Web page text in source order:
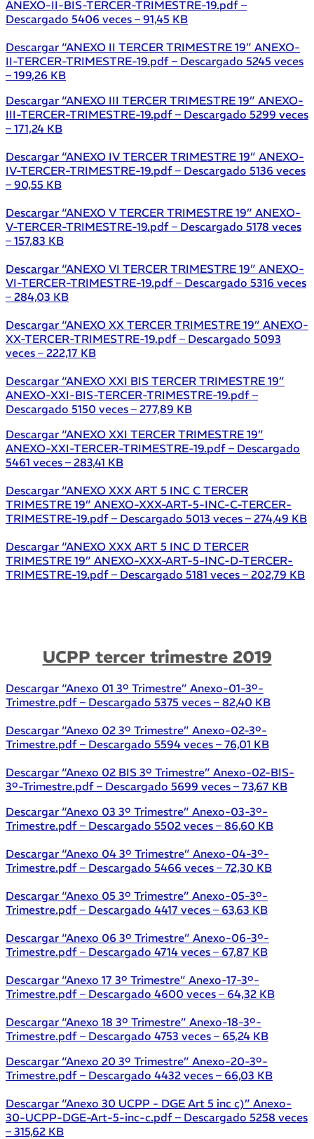
ANEXO-II-BIS-TERCER-TRIMESTRE-19.pdf –
Descargado 5406 veces – 91,45 KB
Descargar “ANEXO II TERCER TRIMESTRE 19” ANEXO-
II-TERCER-TRIMESTRE-19.pdf – Descargado 5245 veces
– 199,26 KB
Descargar “ANEXO III TERCER TRIMESTRE 19” ANEXO-
III-TERCER-TRIMESTRE-19.pdf – Descargado 5299 veces
– 171,24 KB
Descargar “ANEXO IV TERCER TRIMESTRE 19” ANEXO-
IV-TERCER-TRIMESTRE-19.pdf – Descargado 5136 veces
– 90,55 KB
Descargar “ANEXO V TERCER TRIMESTRE 19” ANEXO-
V-TERCER-TRIMESTRE-19.pdf – Descargado 5178 veces
– 157,83 KB
Descargar “ANEXO VI TERCER TRIMESTRE 19” ANEXO-
VI-TERCER-TRIMESTRE-19.pdf – Descargado 5316 veces
– 284,03 KB
Descargar “ANEXO XX TERCER TRIMESTRE 19” ANEXO-
XX-TERCER-TRIMESTRE-19.pdf – Descargado 5093
veces – 222,17 KB
Descargar “ANEXO XXI BIS TERCER TRIMESTRE 19”
ANEXO-XXI-BIS-TERCER-TRIMESTRE-19.pdf –
Descargado 5150 veces – 277,89 KB
Descargar “ANEXO XXI TERCER TRIMESTRE 19”
ANEXO-XXI-TERCER-TRIMESTRE-19.pdf – Descargado
5461 veces – 283,41 KB
Descargar “ANEXO XXX ART 5 INC C TERCER
TRIMESTRE 19” ANEXO-XXX-ART-5-INC-C-TERCER-
TRIMESTRE-19.pdf – Descargado 5013 veces – 274,49 KB
Descargar “ANEXO XXX ART 5 INC D TERCER
TRIMESTRE 19” ANEXO-XXX-ART-5-INC-D-TERCER-
TRIMESTRE-19.pdf – Descargado 5181 veces – 202,79 KB
UCPP tercer trimestre 2019
Descargar “Anexo 01 3º Trimestre” Anexo-01-3º-
Trimestre.pdf – Descargado 5375 veces – 82,40 KB
Descargar “Anexo 02 3º Trimestre” Anexo-02-3º-
Trimestre.pdf – Descargado 5594 veces – 76,01 KB
Descargar “Anexo 02 BIS 3º Trimestre” Anexo-02-BIS-
3º-Trimestre.pdf – Descargado 5699 veces – 73,67 KB
Descargar “Anexo 03 3º Trimestre” Anexo-03-3º-
Trimestre.pdf – Descargado 5502 veces – 86,60 KB
Descargar “Anexo 04 3º Trimestre” Anexo-04-3º-
Trimestre.pdf – Descargado 5466 veces – 72,30 KB
Descargar “Anexo 05 3º Trimestre” Anexo-05-3º-
Trimestre.pdf – Descargado 4417 veces – 63,63 KB
Descargar “Anexo 06 3º Trimestre” Anexo-06-3º-
Trimestre.pdf – Descargado 4714 veces – 67,87 KB
Descargar “Anexo 17 3º Trimestre” Anexo-17-3º-
Trimestre.pdf – Descargado 4600 veces – 64,32 KB
Descargar “Anexo 18 3º Trimestre” Anexo-18-3º-
Trimestre.pdf – Descargado 4753 veces – 65,24 KB
Descargar “Anexo 20 3º Trimestre” Anexo-20-3º-
Trimestre.pdf – Descargado 4432 veces – 66,03 KB
Descargar “Anexo 30 UCPP - DGE Art 5 inc c)” Anexo-
30-UCPP-DGE-Art-5-inc-c.pdf – Descargado 5258 veces
– 315,62 KB